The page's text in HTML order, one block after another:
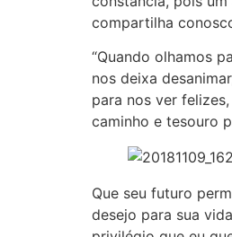
compartilha
“Quando olhamos
nos deixa
para nos ver
caminho e tesouro
Que seu futuro
desejo para sua